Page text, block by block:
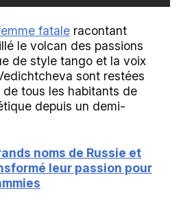
fatale racontant
le volcan des passions
de style tango et la voix
sont restées
de tous les habitants de
depuis un demi-
noms de Russie et
leur passion pour